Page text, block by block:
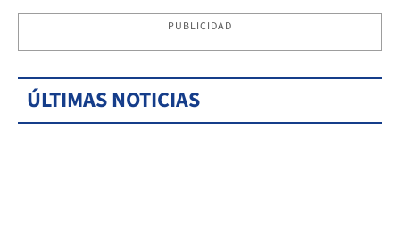
PUBLICIDAD
ÚLTIMAS NOTICIAS